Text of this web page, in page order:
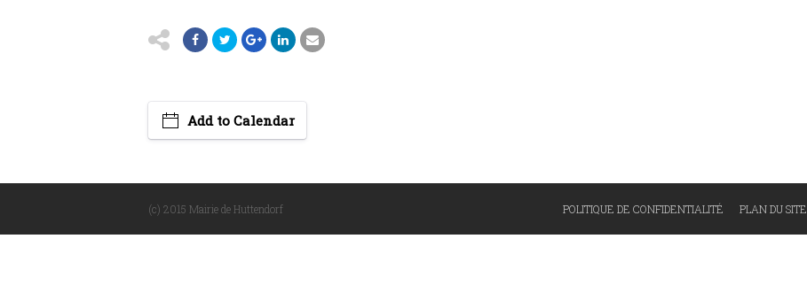
Add to Calendar
(c) 2015 Mairie de Huttendorf POLITIQUE DE CONFIDENTIALITÉ PLAN DU SITE